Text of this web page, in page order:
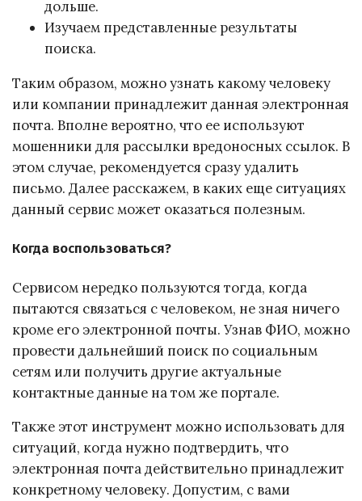
дольше.
Изучаем представленные результаты
поиска.
Таким образом, можно узнать какому человеку
или компании принадлежит данная электронная
почта. Вполне вероятно, что ее используют
мошенники для рассылки вредоносных ссылок. В
этом случае, рекомендуется сразу удалить
письмо. Далее расскажем, в каких еще ситуациях
данный сервис может оказаться полезным.
Когда воспользоваться?
Сервисом нередко пользуются тогда, когда
пытаются связаться с человеком, не зная ничего
кроме его электронной почты. Узнав ФИО, можно
провести дальнейший поиск по социальным
сетям или получить другие актуальные
контактные данные на том же портале.
Также этот инструмент можно использовать для
ситуаций, когда нужно подтвердить, что
электронная почта действительно принадлежит
конкретному человеку. Допустим, с вами